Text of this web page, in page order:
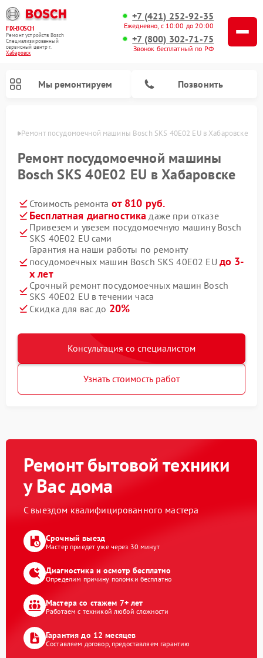
FIX-BOSCH
Ремонт устройств Bosch
Специализированный
cервисный центр г.
Хабаровск
+7 (421) 252-92-35
Ежедневно, с 10:00 до 20:00
+7 (800) 302-71-75
Звонок бесплатный по РФ
Мы ремонтируем Позвонить
Ремонт посудомоечной машины Bosch SKS 40E02 EU в Хабаровске
Ремонт посудомоечной машины
Bosch SKS 40E02 EU в Хабаровске
Стоимость ремонта от 810 руб.
Бесплатная диагностика даже при отказе
Привезем и увезем посудомоечную машину Bosch
SKS 40E02 EU сами
Гарантия на наши работы по ремонту
посудомоечных машин Bosch SKS 40E02 EU до 3-
х лет
Срочный ремонт посудомоечных машин Bosch
SKS 40E02 EU в течении часа
Скидка для вас до 20%
Консультация со специалистом
Узнать стоимость работ
Ремонт бытовой техники
у Вас дома
С выездом квалифицированного мастера
Срочный выезд
Мастер приедет уже через 30 минут
Диагностика и осмотр бесплатно
Определим причину поломки бесплатно
Мастера со стажем 7+ лет
Работаем с техникой любой сложности
Гарантия до 12 месяцев
Составляем договор, предоставляем гарантию